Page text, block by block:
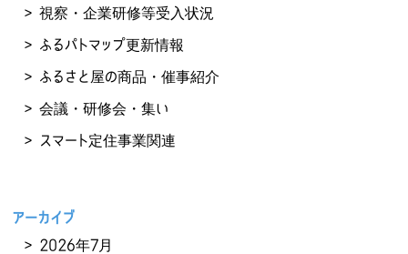
視察・企業研修等受入状況
ふるパトマップ更新情報
ふるさと屋の商品・催事紹介
会議・研修会・集い
スマート定住事業関連
アーカイブ
2026年7月